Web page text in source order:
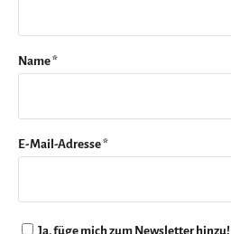
Name*
E-Mail-Adresse*
Ja, füge mich zum Newsletter hinzu!